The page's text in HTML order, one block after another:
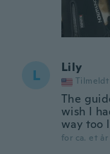
L Lily
Tilmeldt
The
wish I
way too
for ca. et år